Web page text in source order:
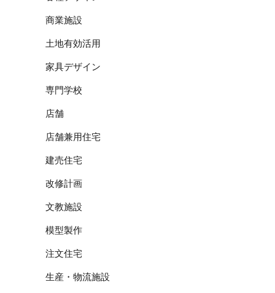
商業施設
土地有効活用
家具デザイン
専門学校
店舗
店舗兼用住宅
建売住宅
改修計画
文教施設
模型製作
注文住宅
生産・物流施設